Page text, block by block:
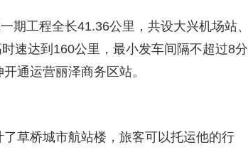
工程全长41.36公里，共设大兴机场站、
速达到160公里，最小发车间隔不超过8分
通运营丽泽商务区站。
草桥城市航站楼，旅客可以托运他的行